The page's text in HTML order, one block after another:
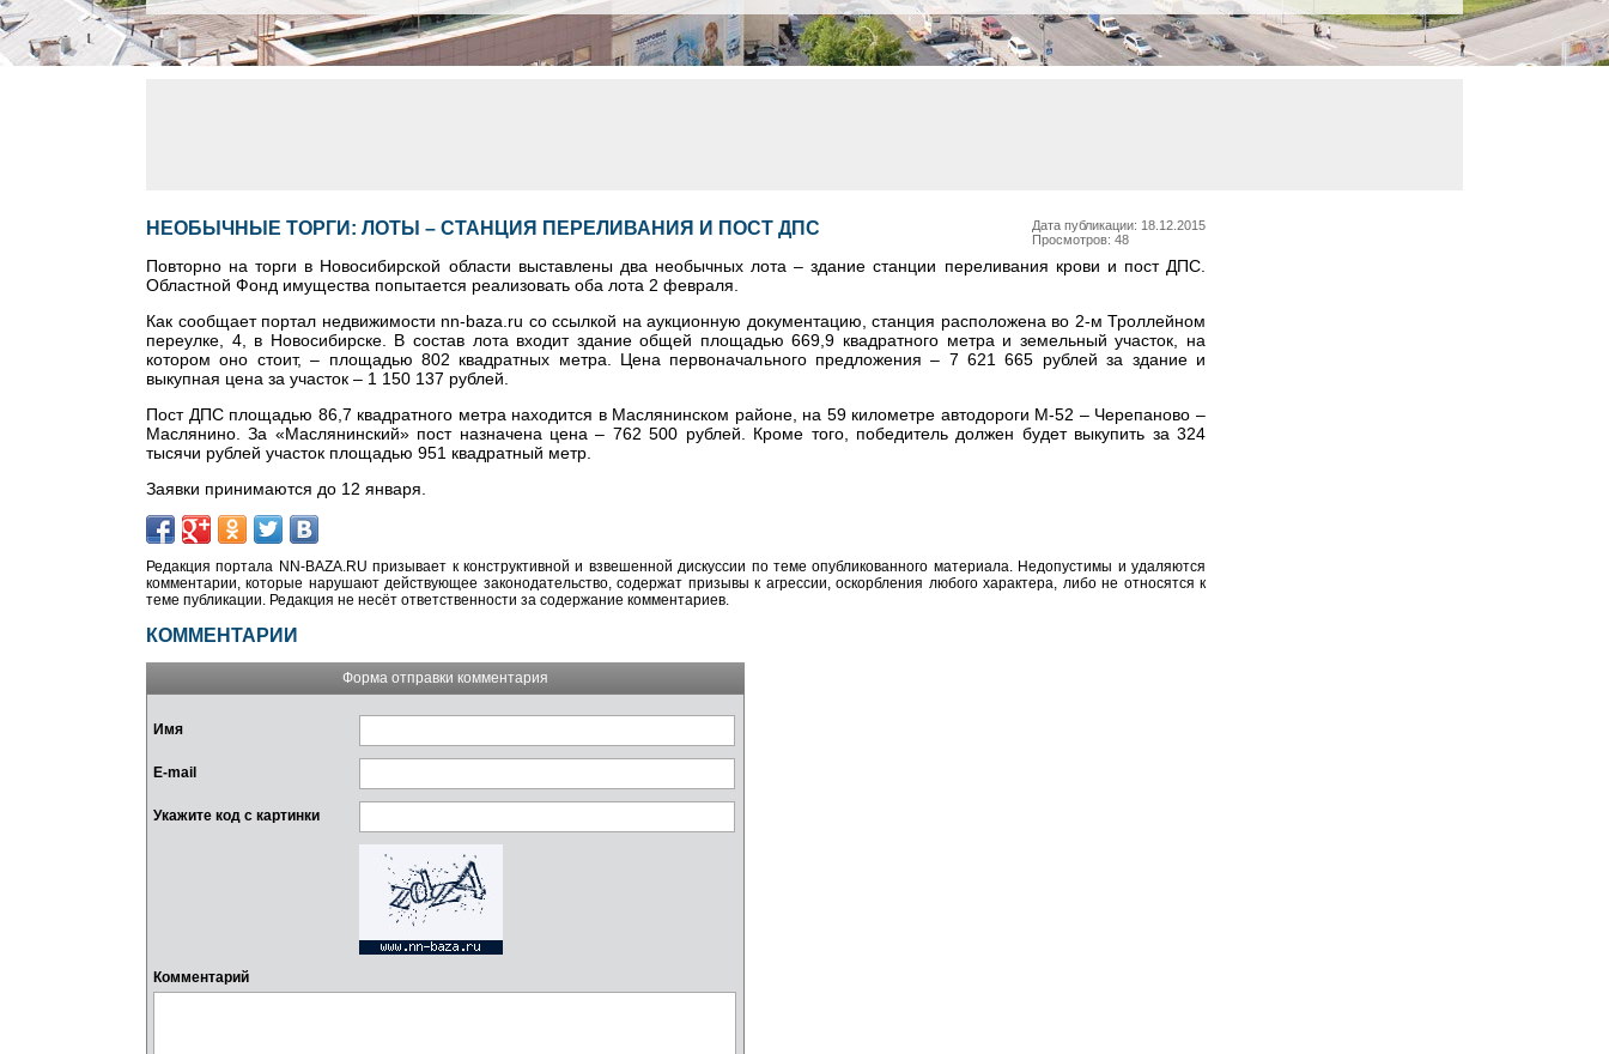
Дата публикации: 18.12.2015
Просмотров: 48
НЕОБЫЧНЫЕ ТОРГИ: ЛОТЫ – СТАНЦИЯ ПЕРЕЛИВАНИЯ И ПОСТ ДПС
Повторно на торги в Новосибирской области выставлены два необычных лота – здание станции переливания крови и пост ДПС.
Областной Фонд имущества попытается реализовать оба лота 2 февраля.
Как сообщает портал недвижимости nn-baza.ru со ссылкой на аукционную документацию, станция расположена во 2-м Троллейном
переулке, 4, в Новосибирске. В состав лота входит здание общей площадью 669,9 квадратного метра и земельный участок, на
котором оно стоит, – площадью 802 квадратных метра. Цена первоначального предложения – 7 621 665 рублей за здание и
выкупная цена за участок – 1 150 137 рублей.
Пост ДПС площадью 86,7 квадратного метра находится в Маслянинском районе, на 59 километре автодороги М-52 – Черепаново –
Маслянино. За «Маслянинский» пост назначена цена – 762 500 рублей. Кроме того, победитель должен будет выкупить за 324
тысячи рублей участок площадью 951 квадратный метр.
Заявки принимаются до 12 января.
Редакция портала NN-BAZA.RU призывает к конструктивной и взвешенной дискуссии по теме опубликованного материала. Недопустимы и удаляются
комментарии, которые нарушают действующее законодательство, содержат призывы к агрессии, оскорбления любого характера, либо не относятся к
теме публикации. Редакция не несёт ответственности за содержание комментариев.
КОММЕНТАРИИ
Форма отправки комментария
Имя
E-mail
Укажите код с картинки
Комментарий